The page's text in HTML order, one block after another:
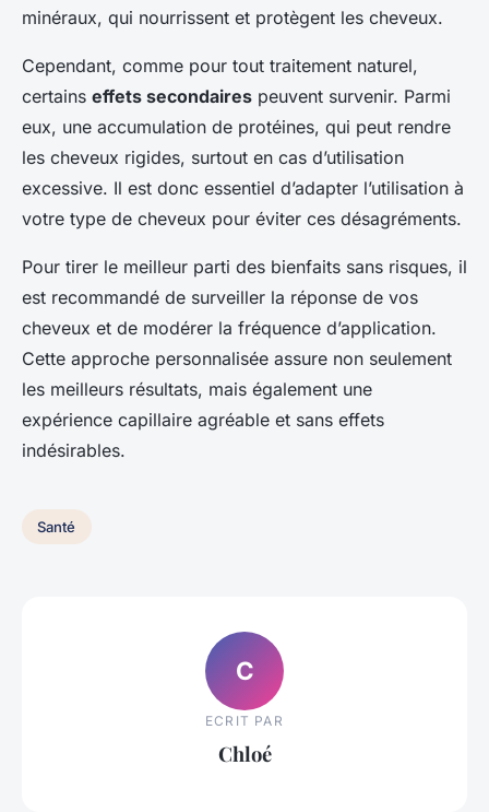
minéraux, qui nourrissent et protègent les cheveux.
Cependant, comme pour tout traitement naturel,
certains effets secondaires peuvent survenir. Parmi
eux, une accumulation de protéines, qui peut rendre
les cheveux rigides, surtout en cas d’utilisation
excessive. Il est donc essentiel d’adapter l’utilisation à
votre type de cheveux pour éviter ces désagréments.
Pour tirer le meilleur parti des bienfaits sans risques, il
est recommandé de surveiller la réponse de vos
cheveux et de modérer la fréquence d’application.
Cette approche personnalisée assure non seulement
les meilleurs résultats, mais également une
expérience capillaire agréable et sans effets
indésirables.
Santé
C
ECRIT PAR
Chloé